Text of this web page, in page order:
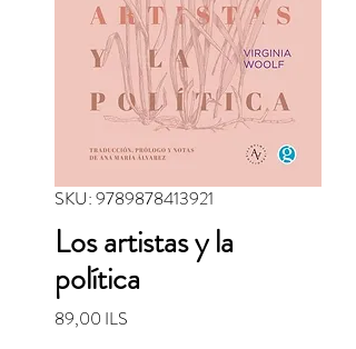
SKU: 9789878413921
Los artistas y la
política
89,00 ILS